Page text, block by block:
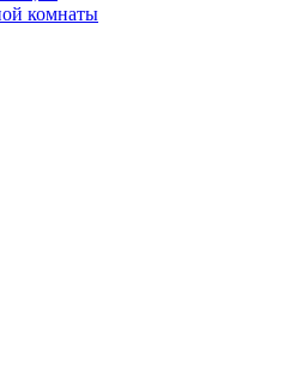
комнаты